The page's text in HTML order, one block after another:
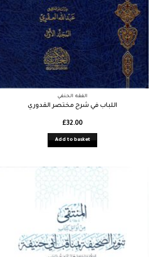
الفقه الحنفي
اللباب في شرح مختصر القدوري
£32.00
Add to basket